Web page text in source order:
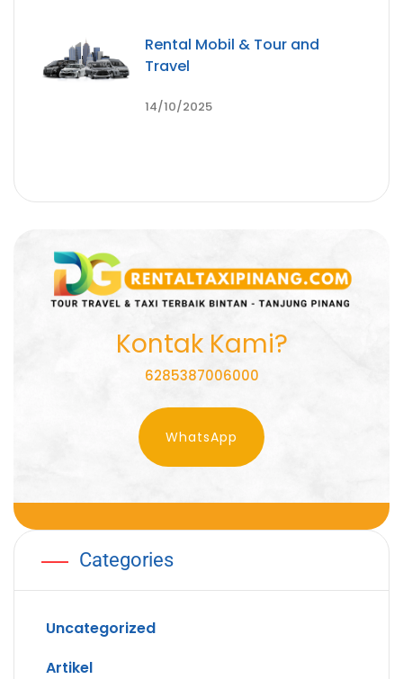
Rental Mobil & Tour and
Travel
14/10/2025
Kontak Kami?
6285387006000
WhatsApp
Categories
Uncategorized
Artikel